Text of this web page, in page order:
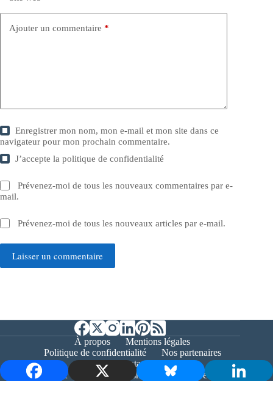
Ajouter un commentaire *
Enregistrer mon nom, mon e-mail et mon site dans ce
navigateur pour mon prochain commentaire.
J’accepte lapolitique de confidentialité
Prévenez-moi de tous les nouveaux commentaires par e-
mail.
Prévenez-moi de tous les nouveaux articles par e-mail.
Laisser un commentaire
À propos
Mentions légales
Politique de confidentialité
Nos partenaires
Contact
Copyright © 2026 - Bernieshoot.fr Journal Web